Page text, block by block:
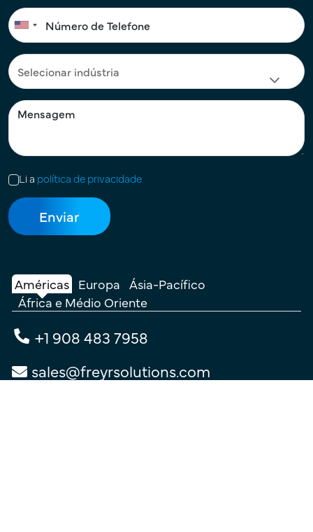
Li a política de privacidade
Américas Europa Ásia-Pacífico
África e Médio Oriente
+1 908 483 7958
sales@freyrsolutions.com